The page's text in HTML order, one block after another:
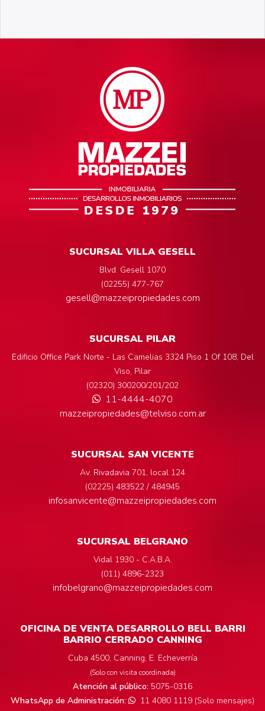
SUCURSAL VILLA GESELL
Blvd. Gesell 1070
(02255) 477-767
gesell@mazzeipropiedades.com
SUCURSAL PILAR
Edificio Office Park Norte - Las Camelias 3324 Piso 1 Of 108, Del
Viso, Pilar
(02320) 300200/201/202
11-4444-4070
mazzeipropiedades@telviso.com.ar
SUCURSAL SAN VICENTE
Av. Rivadavia 701, local 124
(02225) 483522 / 484945
infosanvicente@mazzeipropiedades.com
SUCURSAL BELGRANO
Vidal 1930 - C.A.B.A.
(011) 4896-2323
infobelgrano@mazzeipropiedades.com
OFICINA DE VENTA DESARROLLO BELL BARRI
BARRIO CERRADO CANNING
Cuba 4500, Canning, E. Echeverría
(Solo con visita coordinada)
Atención al público: 5075-0316
WhatsApp de Administración:
11 4080 1119 (Solo mensajes)